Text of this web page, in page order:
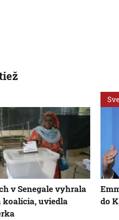
v Senegale vyhrala
koalícia, uviedla
do